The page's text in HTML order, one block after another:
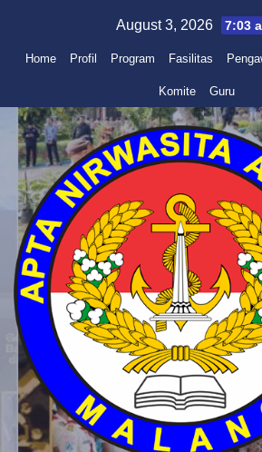
content
August 3, 2026 7:03
Home Profil Program Fasilitas
Komite Guru